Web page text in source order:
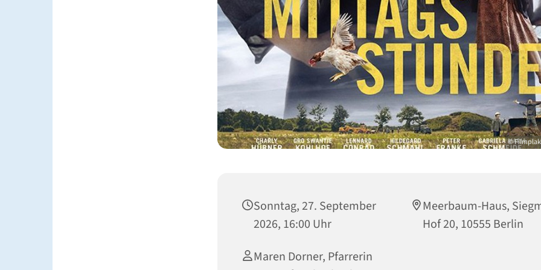
©
Sonntag, 27. September
2026, 16:00 Uhr
Meerbaum-Haus,
Hof 20, 10555 Berlin
Maren Dorner, Pfarrerin